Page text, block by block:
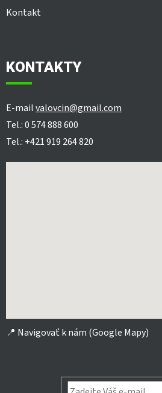
Kontakt
KONTAKTY
E-mailvalovcin@gmail.com
Tel.: 0 574 888 600
Tel.: +421 919 264 820
📍 Navigovať k nám (Google Mapy)